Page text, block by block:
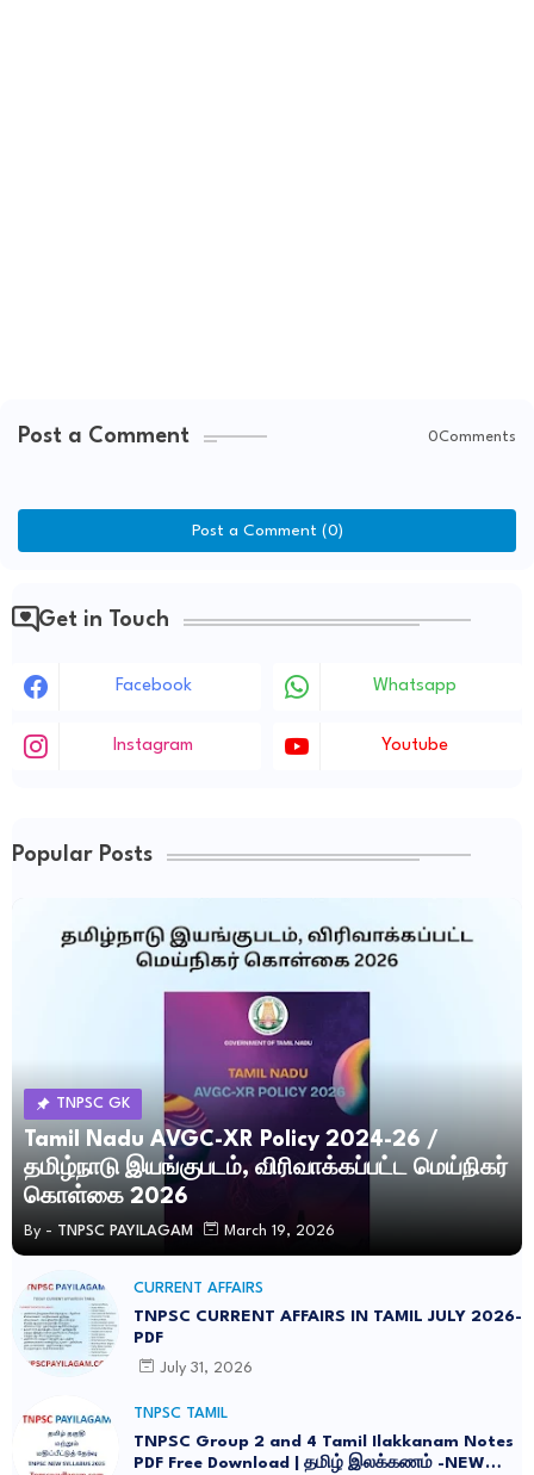
Post a Comment 0Comments
Post a Comment (0)
Get in Touch
Facebook Whatsapp
Instagram Youtube
Popular Posts
TNPSC GK
Tamil Nadu AVGC-XR Policy 2024-26 /
தமிழ்நாடு இயங்குபடம், விரிவாக்கப்பட்ட மெய்நிகர்
கொள்கை 2026
By - TNPSC PAYILAGAM March 19, 2026
CURRENT AFFAIRS
TNPSC CURRENT AFFAIRS IN TAMIL JULY 2026-
PDF
July 31, 2026
TNPSC TAMIL
TNPSC Group 2 and 4 Tamil Ilakkanam Notes
PDF Free Download | தமிழ் இலக்கணம் -NEW